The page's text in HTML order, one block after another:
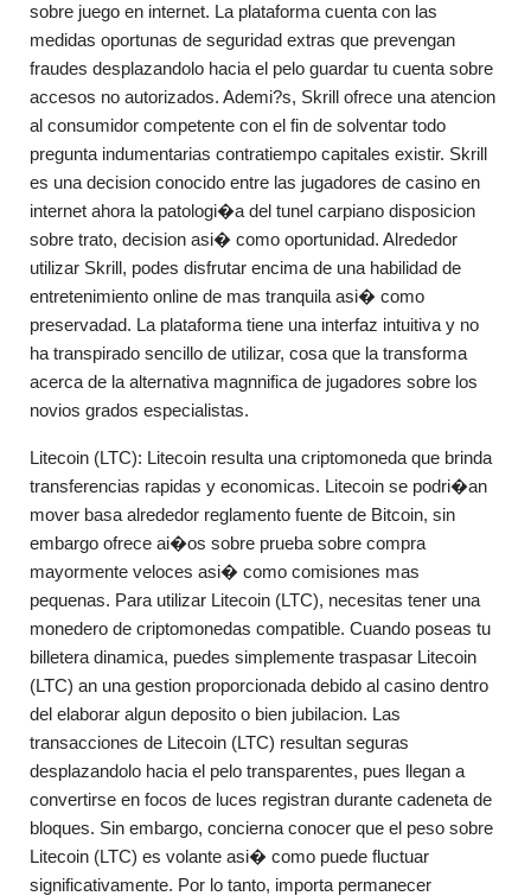
sobre juego en internet. La plataforma cuenta con las
medidas oportunas de seguridad extras que prevengan
fraudes desplazandolo hacia el pelo guardar tu cuenta sobre
accesos no autorizados. Ademi?s, Skrill ofrece una atencion
al consumidor competente con el fin de solventar todo
pregunta indumentarias contratiempo capitales existir. Skrill
es una decision conocido entre las jugadores de casino en
internet ahora la patologi�a del tunel carpiano disposicion
sobre trato, decision asi� como oportunidad. Alrededor
utilizar Skrill, podes disfrutar encima de una habilidad de
entretenimiento online de mas tranquila asi� como
preservadad. La plataforma tiene una interfaz intuitiva y no
ha transpirado sencillo de utilizar, cosa que la transforma
acerca de la alternativa magnnifica de jugadores sobre los
novios grados especialistas.
Litecoin (LTC): Litecoin resulta una criptomoneda que brinda
transferencias rapidas y economicas. Litecoin se podri�an
mover basa alrededor reglamento fuente de Bitcoin, sin
embargo ofrece ai�os sobre prueba sobre compra
mayormente veloces asi� como comisiones mas
pequenas. Para utilizar Litecoin (LTC), necesitas tener una
monedero de criptomonedas compatible. Cuando poseas tu
billetera dinamica, puedes simplemente traspasar Litecoin
(LTC) an una gestion proporcionada debido al casino dentro
del elaborar algun deposito o bien jubilacion. Las
transacciones de Litecoin (LTC) resultan seguras
desplazandolo hacia el pelo transparentes, pues llegan a
convertirse en focos de luces registran durante cadeneta de
bloques. Sin embargo, concierna conocer que el peso sobre
Litecoin (LTC) es volante asi� como puede fluctuar
significativamente. Por lo tanto, importa permanecer